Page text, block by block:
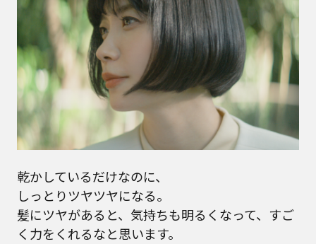
乾かしているだけなのに、
しっとりツヤツヤになる。
髪にツヤがあると、気持ちも明るくなって、すご
く力をくれるなと思います。